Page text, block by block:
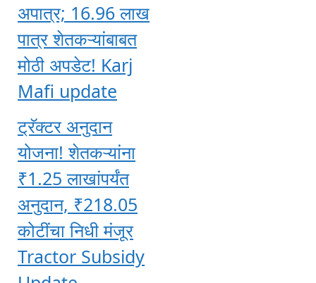
अपात्र; 16.96 लाख
पात्र शेतकऱ्यांबाबत
मोठी अपडेट! Karj
Mafi update
ट्रॅक्टर अनुदान
योजना! शेतकऱ्यांना
₹1.25 लाखांपर्यंत
अनुदान, ₹218.05
कोटींचा निधी मंजूर
Tractor Subsidy